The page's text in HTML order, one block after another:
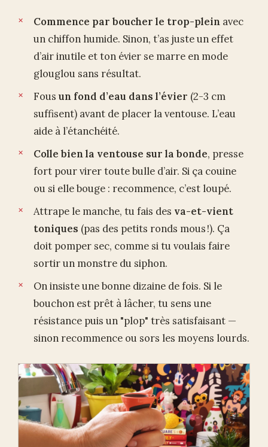
Commence par boucher le trop-plein avec
un chiffon humide. Sinon, t’as juste un effet
d’air inutile et ton évier se marre en mode
glouglou sans résultat.
Fous un fond d’eau dans l’évier (2-3 cm
suffisent) avant de placer la ventouse. L’eau
aide à l’étanchéité.
Colle bien la ventouse sur la bonde, presse
fort pour virer toute bulle d’air. Si ça couine
ou si elle bouge : recommence, c’est loupé.
Attrape le manche, tu fais des va-et-vient
toniques (pas des petits ronds mous !). Ça
doit pomper sec, comme si tu voulais faire
sortir un monstre du siphon.
On insiste une bonne dizaine de fois. Si le
bouchon est prêt à lâcher, tu sens une
résistance puis un "plop" très satisfaisant —
sinon recommence ou sors les moyens lourds.